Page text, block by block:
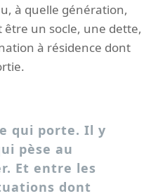
à quelle génération,
un socle, une dette,
à résidence dont
qui porte. Il y
pèse au
Et entre les
dont